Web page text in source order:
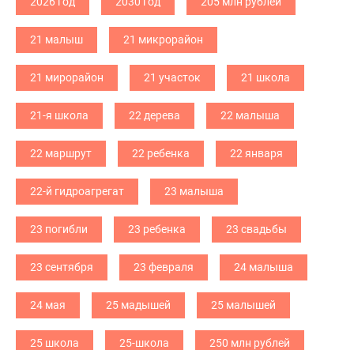
21 малыш 21 микрорайон
21 мирорайон 21 участок 21 школа
21-я школа 22 дерева 22 малыша
22 маршрут 22 ребенка 22 января
22-й гидроагрегат 23 малыша
23 погибли 23 ребенка 23 свадьбы
23 сентября 23 февраля 24 малыша
24 мая 25 мадышей 25 малышей
25 школа 25-школа 250 млн рублей